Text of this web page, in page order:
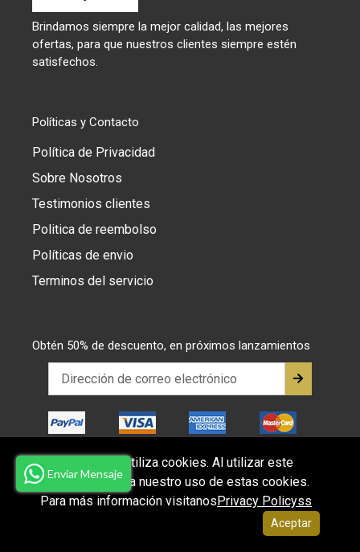
Brindamos siempre la mejor calidad, las mejores
ofertas, para que nuestros clientes siempre estén
satisfechos.
Políticas y Contacto
Política de Privacidad
Sobre Nosotros
Testimonios clientes
Politica de reembolso
Políticas de envio
Terminos del servicio
Obtén 50% de descuento, en próximos lanzamientos
© 2026,juanma-shop
Este sitio web utiliza cookies. Al utilizar este
sitio web, acepta nuestro uso de estas cookies.
Para más información visitanosPrivacy Policyss
Aceptar
Enviar Mensaje